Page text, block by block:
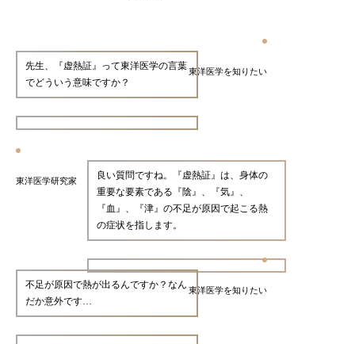
東洋医学を知りたい
先生、『虚熱証』って東洋医学の言葉
でどういう意味ですか？
東洋医学研究家
良い質問ですね。『虚熱証』は、身体の
重要な要素である『陰』、『気』、
『血』、『津』の不足が原因で起こる熱
の症状を指します。
東洋医学を知りたい
不足が原因で熱が出るんですか？なん
だか意外です…